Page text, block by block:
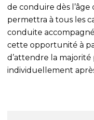
de conduire dès l’âge
permettra à tous les
conduite
cette opportunité à
d’attendre la
individuellement